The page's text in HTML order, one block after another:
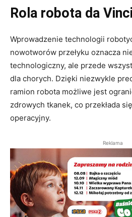
Rola robota da Vinci
Wprowadzenie technologii
nowotworów przełyku oznacza
technologiczny, ale przede
dla chorych. Dzięki niezwykle
ramion robota możliwe jest
zdrowych tkanek, co przekłada
operacyjny.
Reklama